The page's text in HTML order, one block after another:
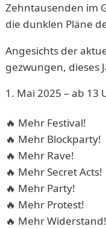
Zehntausenden im
die dunklen Pläne
Angesichts der
gezwungen, dieses
Mai 2025 – ab 13
🔥 Mehr Festival!
🔥 Mehr Blockparty!
🔥 Mehr Rave!
🔥 Mehr Secret Acts!
🔥 Mehr Party!
🔥 Mehr Protest!
🔥 Mehr Widerstand!